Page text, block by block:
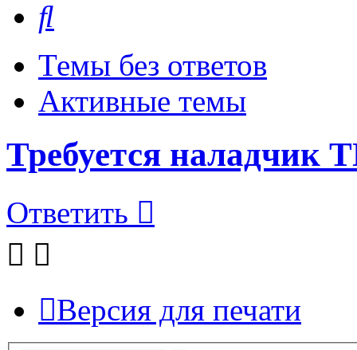
Темы без ответов
Активные темы
Требуется наладчик
Ответить
Версия для печати